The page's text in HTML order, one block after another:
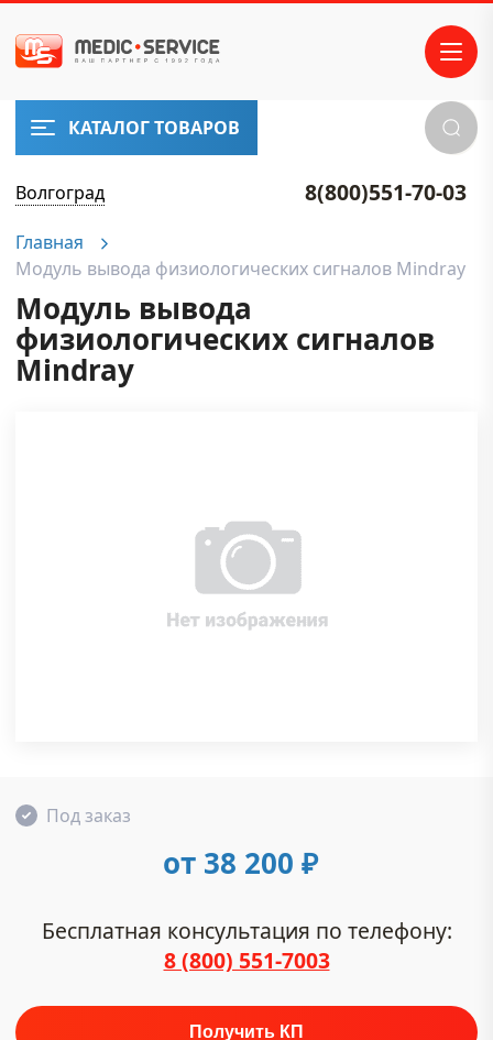
КАТАЛОГ ТОВАРОВ
Волгоград 8(800)551-70-03
Главная
Модуль вывода физиологических сигналов Mindray
Модуль вывода
физиологических сигналов
Mindray
Под заказ
от 38 200 ₽
Бесплатная консультация по телефону:
8 (800) 551-7003